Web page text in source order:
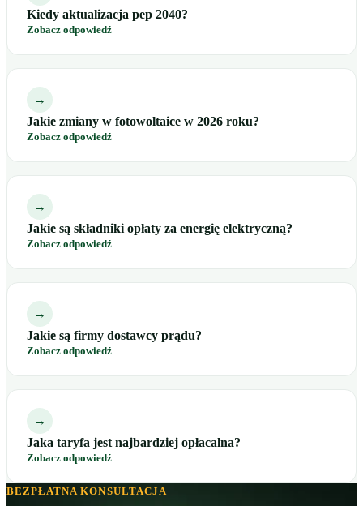
Kiedy aktualizacja pep 2040?
Zobacz odpowiedź
→
Jakie zmiany w fotowoltaice w 2026 roku?
Zobacz odpowiedź
→
Jakie są składniki opłaty za energię elektryczną?
Zobacz odpowiedź
→
Jakie są firmy dostawcy prądu?
Zobacz odpowiedź
→
Jaka taryfa jest najbardziej opłacalna?
Zobacz odpowiedź
BEZPŁATNA KONSULTACJA